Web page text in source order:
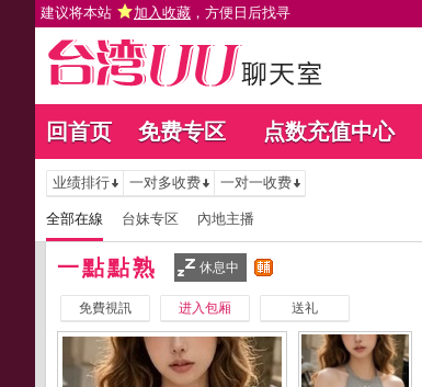
建议将本站 加入收藏 ，方便日后找寻
回首页 免费专区 点数充值中心
业绩排行 一对多收费 一对一收费
全部在線 台妹专区 內地主播
一點點熟 休息中
免費視訊 进入包厢 送礼